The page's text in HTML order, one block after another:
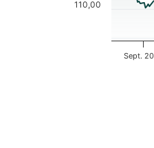
Sept.
110,00